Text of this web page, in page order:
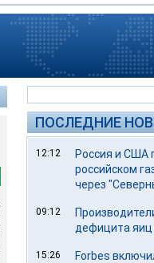
ПОСЛЕДНИЕ
12:12
Россия и США
российском
через
09:12
дефицита яиц
15:26
Forbes